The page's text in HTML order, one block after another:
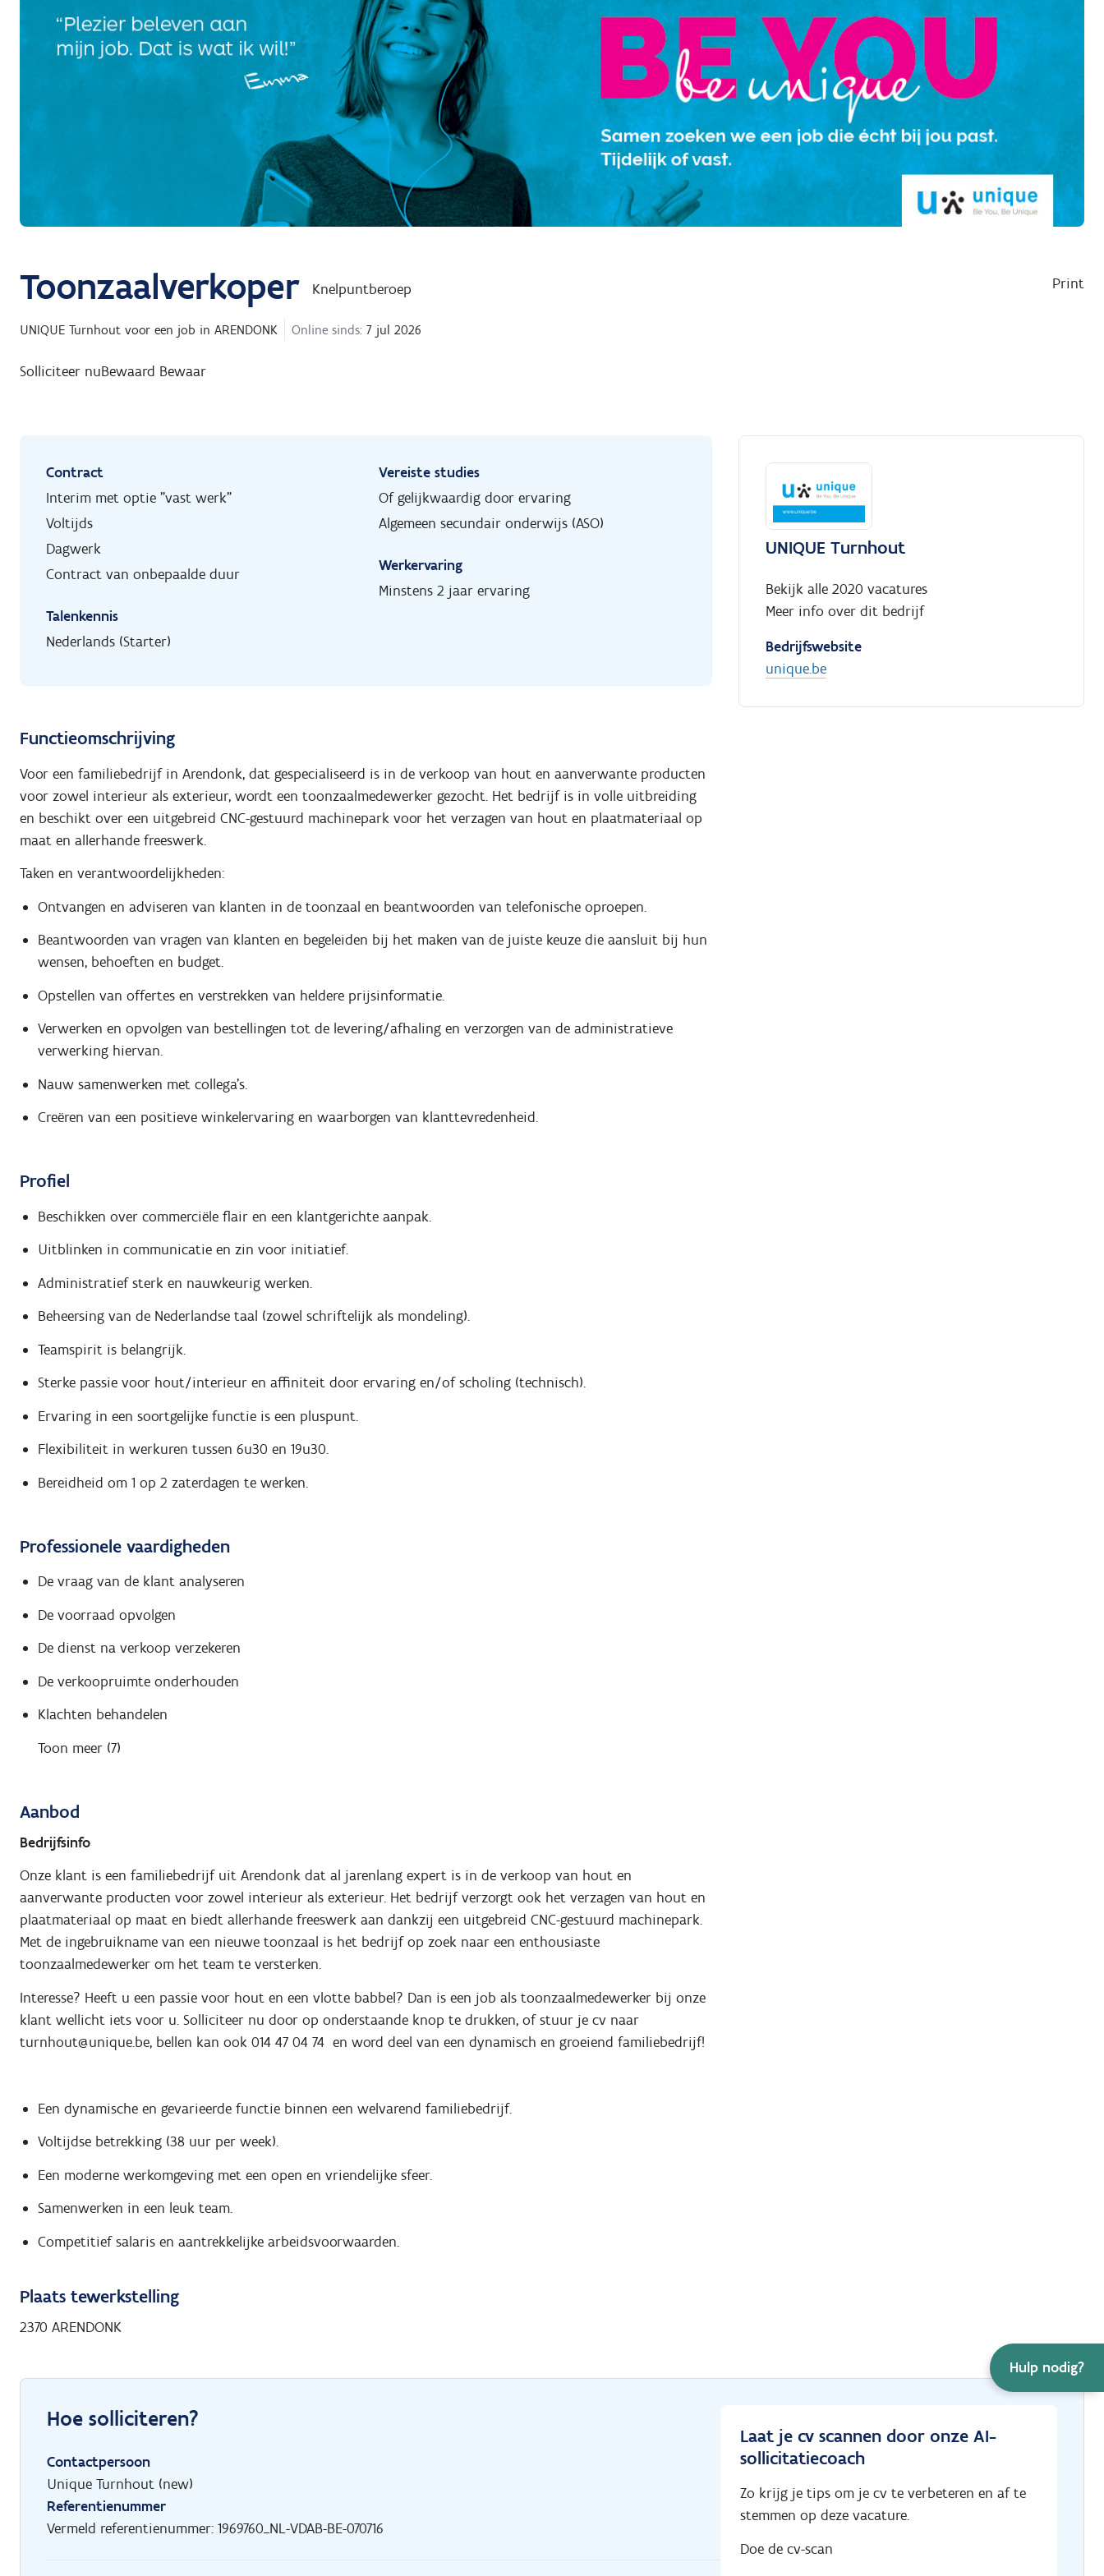
Hulp nodig?
Toonzaalverkoper Knelpuntberoep Print
UNIQUE Turnhout voor een job in ARENDONK Online sinds: 7 jul 2026
Solliciteer nuBewaard Bewaar
Contract
Interim met optie "vast werk"
Voltijds
Dagwerk
Contract van onbepaalde duur
Talenkennis
Nederlands (Starter)
Vereiste studies
Of gelijkwaardig door ervaring
Algemeen secundair onderwijs (ASO)
Werkervaring
Minstens 2 jaar ervaring
Functieomschrijving
Voor een familiebedrijf in Arendonk, dat gespecialiseerd is in de verkoop van hout en aanverwante producten
voor zowel interieur als exterieur, wordt een toonzaalmedewerker gezocht. Het bedrijf is in volle uitbreiding
en beschikt over een uitgebreid CNC-gestuurd machinepark voor het verzagen van hout en plaatmateriaal op
maat en allerhande freeswerk.
Taken en verantwoordelijkheden:
Ontvangen en adviseren van klanten in de toonzaal en beantwoorden van telefonische oproepen.
Beantwoorden van vragen van klanten en begeleiden bij het maken van de juiste keuze die aansluit bij hun
wensen, behoeften en budget.
Opstellen van offertes en verstrekken van heldere prijsinformatie.
Verwerken en opvolgen van bestellingen tot de levering/afhaling en verzorgen van de administratieve
verwerking hiervan.
Nauw samenwerken met collega’s.
Creëren van een positieve winkelervaring en waarborgen van klanttevredenheid.
Profiel
Beschikken over commerciële flair en een klantgerichte aanpak.
Uitblinken in communicatie en zin voor initiatief.
Administratief sterk en nauwkeurig werken.
Beheersing van de Nederlandse taal (zowel schriftelijk als mondeling).
Teamspirit is belangrijk.
Sterke passie voor hout/interieur en affiniteit door ervaring en/of scholing (technisch).
Ervaring in een soortgelijke functie is een pluspunt.
Flexibiliteit in werkuren tussen 6u30 en 19u30.
Bereidheid om 1 op 2 zaterdagen te werken.
Professionele vaardigheden
De vraag van de klant analyseren
De voorraad opvolgen
De dienst na verkoop verzekeren
De verkoopruimte onderhouden
Klachten behandelen
Toon meer (7)
Aanbod
Bedrijfsinfo
Onze klant is een familiebedrijf uit Arendonk dat al jarenlang expert is in de verkoop van hout en
aanverwante producten voor zowel interieur als exterieur. Het bedrijf verzorgt ook het verzagen van hout en
plaatmateriaal op maat en biedt allerhande freeswerk aan dankzij een uitgebreid CNC-gestuurd machinepark.
Met de ingebruikname van een nieuwe toonzaal is het bedrijf op zoek naar een enthousiaste
toonzaalmedewerker om het team te versterken.
Interesse? Heeft u een passie voor hout en een vlotte babbel? Dan is een job als toonzaalmedewerker bij onze
klant wellicht iets voor u. Solliciteer nu door op onderstaande knop te drukken, of stuur je cv naar
turnhout@unique.be, bellen kan ook 014 47 04 74 en word deel van een dynamisch en groeiend familiebedrijf!
Een dynamische en gevarieerde functie binnen een welvarend familiebedrijf.
Voltijdse betrekking (38 uur per week).
Een moderne werkomgeving met een open en vriendelijke sfeer.
Samenwerken in een leuk team.
Competitief salaris en aantrekkelijke arbeidsvoorwaarden.
UNIQUE Turnhout
Bekijk alle 2020 vacatures
Meer info over dit bedrijf
Bedrijfswebsite
unique.be
Plaats tewerkstelling
2370 ARENDONK
Hoe solliciteren?
Contactpersoon
Unique Turnhout (new)
Referentienummer
Vermeld referentienummer: 1969760_NL-VDAB-BE-070716
Laat je cv scannen door onze AI-
sollicitatiecoach
Zo krijg je tips om je cv te verbeteren en af te
stemmen op deze vacature.
Doe de cv-scan